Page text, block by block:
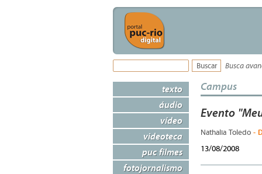
Busca
texto
áudio
vídeo
videoteca
puc filmes
fotojornalismo
Campus
Evento
Nathalia Toledo -
13/08/2008